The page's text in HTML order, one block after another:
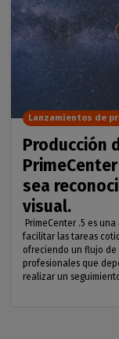
Producción
sea
visual.
PrimeCenter .5 es
facilitar las tareas
ofreciendo un flujo
profesionales que
realizar un
Lanzamientos de